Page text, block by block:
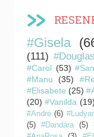
#Gisela
(111) #Douglas
#Carol (53)
#Manu
(35)
#Elisabete (25)
(20) #Vanilda (19)
#André (6)
(5)
#Dandára (5)